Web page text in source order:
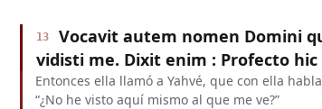
13
Vocavit autem nomen Domini
vidisti me. Dixit enim : Profecto
Entonces ella llamó a Yahvé, que con ella
“¿No he visto aquí mismo al que me ve?”